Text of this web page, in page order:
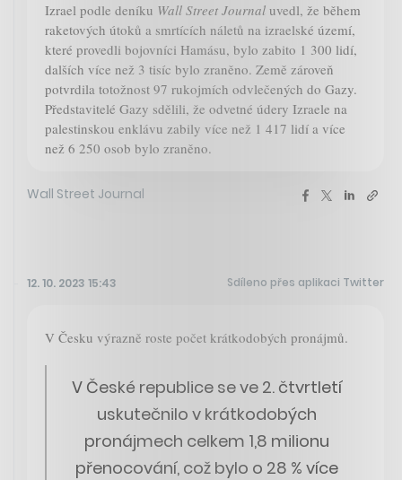
Izrael podle deníku Wall Street Journal uvedl, že během
raketových útoků a smrtících náletů na izraelské území,
které provedli bojovníci Hamásu, bylo zabito 1 300 lidí,
dalších více než 3 tisíc bylo zraněno. Země zároveň
potvrdila totožnost 97 rukojmích odvlečených do Gazy.
Představitelé Gazy sdělili, že odvetné údery Izraele na
palestinskou enklávu zabily více než 1 417 lidí a více
než 6 250 osob bylo zraněno.
Wall Street Journal
12. 10. 2023 15:43 Sdíleno přes aplikaci Twitter
V Česku výrazně roste počet krátkodobých pronájmů.
V České republice se ve 2. čtvrtletí
uskutečnilo v krátkodobých
pronájmech celkem 1,8 milionu
přenocování, což bylo o 28 % více